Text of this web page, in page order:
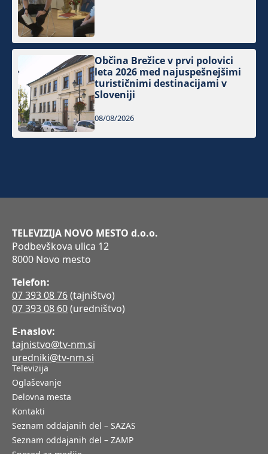
Občina Brežice v prvi polovici
leta 2026 med najuspešnejšimi
turističnimi destinacijami v
Sloveniji
08/08/2026
TELEVIZIJA NOVO MESTO d.o.o.
Podbevškova ulica 12
8000 Novo mesto
Telefon:
07 393 08 76(tajništvo)
07 393 08 60(uredništvo)
E-naslov:
tajnistvo@tv-nm.si
uredniki@tv-nm.si
Televizija
Oglaševanje
Delovna mesta
Kontakti
Seznam oddajanih del – SAZAS
Seznam oddajanih del – ZAMP